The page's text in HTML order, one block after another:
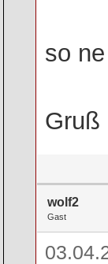
so
Gruß
wolf2
Gast